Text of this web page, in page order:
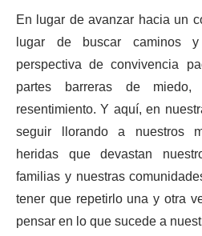
En lugar de avanzar hacia un
lugar de buscar caminos
perspectiva de convivencia
partes barreras de
resentimiento. Y aquí, en
seguir llorando a nuestros
heridas que devastan
familias y nuestras
tener que repetirlo una y otra
pensar en lo que sucede a